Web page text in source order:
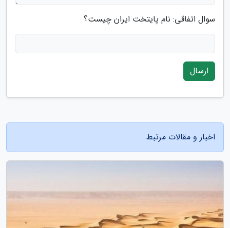
سوال اتفاقی: نام پایتخت ایران چیست؟
ارسال
اخبار و مقالات مرتبط